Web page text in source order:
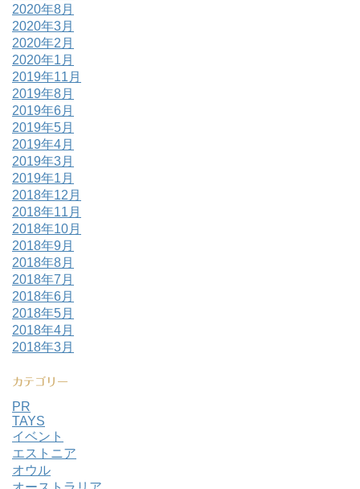
2020年8月
2020年3月
2020年2月
2020年1月
2019年11月
2019年8月
2019年6月
2019年5月
2019年4月
2019年3月
2019年1月
2018年12月
2018年11月
2018年10月
2018年9月
2018年8月
2018年7月
2018年6月
2018年5月
2018年4月
2018年3月
カテゴリー
PR
TAYS
イベント
エストニア
オウル